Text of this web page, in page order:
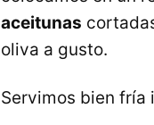
aceitunas
oliva a gusto.
Servimos bien fría